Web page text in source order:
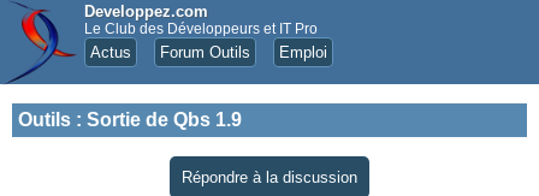
Developpez.com
Le Club des Développeurs et IT Pro
Actus Forum Outils Emploi
Outils : Sortie de Qbs 1.9
Répondre à la discussion